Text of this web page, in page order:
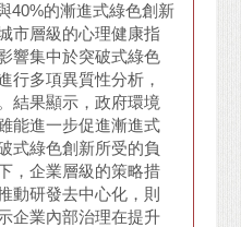
40%的漸進式綠色創新
市層級的心理健康指
響集中於突破式綠色
行多項異質性分析，
結果顯示，政府環境
能進一步促進漸進式
式綠色創新所受的負
，企業層級的策略措
動研發去中心化，則
企業內部治理在提升